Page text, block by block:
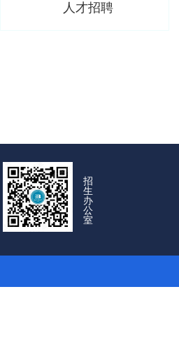
人才招聘
招
生
办
公
室